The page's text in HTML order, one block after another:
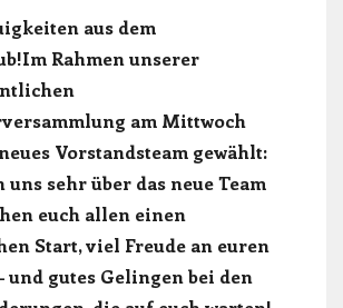
aus dem
Rahmen unserer
am Mittwoch
Vorstandsteam gewählt:
sehr über das neue Team
euch allen einen
Start, viel Freude an euren
und gutes Gelingen bei den